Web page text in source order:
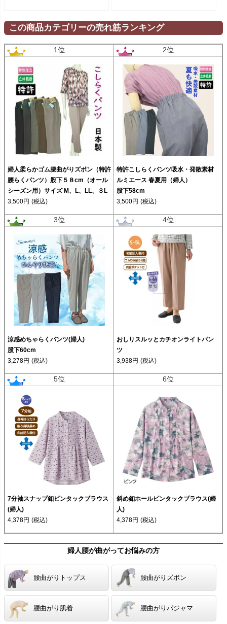
この商品カテゴリーの売れ筋ランキング
1位
婦人柔らかゴム腰曲がりズボン（特許
腰らくパンツ）股下５８cm（オール
シーズン用）サイズ M、L、LL、３L
3,500円 (税込)
2位
特許こしらくパンツ吸水・発散素材
ルミエース 春夏用（婦人）
股下58cm
3,500円 (税込)
3位
涼感めちゃらくパンツ(婦人)
股下60cm
3,278円 (税込)
4位
おしりスルッとカチオンライトパン
ツ
3,938円 (税込)
5位
7分袖スナップ釦ピンタックブラウス
(婦人)
4,378円 (税込)
6位
斜め釦ホールピンタックブラウス(婦
人)
4,378円 (税込)
婦人腰が曲がってお悩みの方
腰曲がりトップス 腰曲がりズボン
腰曲がり肌着 腰曲がりパジャマ